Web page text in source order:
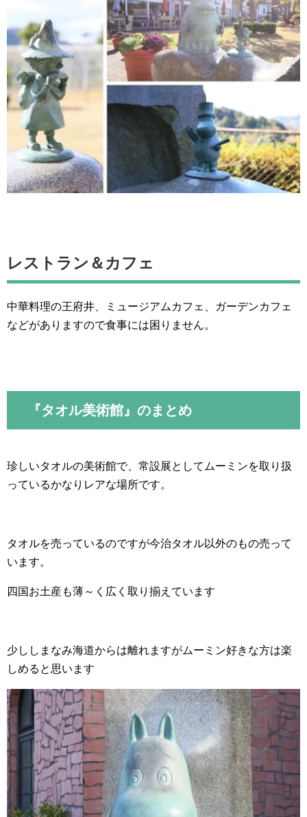
レストラン＆カフェ
中華料理の王府井、ミュージアムカフェ、ガーデンカフェ
などがありますので食事には困りません。
『タオル美術館』のまとめ
珍しいタオルの美術館で、常設展としてムーミンを取り扱
っているかなりレアな場所です。
タオルを売っているのですが今治タオル以外のもの売って
います。
四国お土産も薄～く広く取り揃えています
少ししまなみ海道からは離れますがムーミン好きな方は楽
しめると思います